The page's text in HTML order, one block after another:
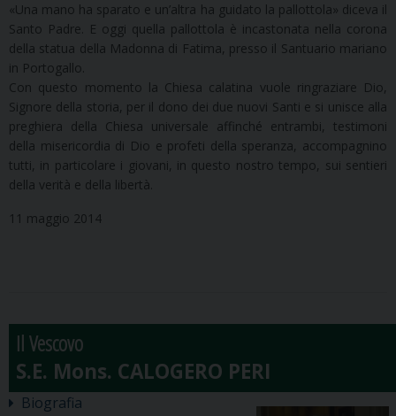
«Una mano ha sparato e un’altra ha guidato la pallottola» diceva il
Santo Padre. E oggi quella pallottola è incastonata nella corona
della statua della Madonna di Fatima, presso il Santuario mariano
in Portogallo.
Con questo momento la Chiesa calatina vuole ringraziare Dio,
Signore della storia, per il dono dei due nuovi Santi e si unisce alla
preghiera della Chiesa universale affinché entrambi, testimoni
della misericordia di Dio e profeti della speranza, accompagnino
tutti, in particolare i giovani, in questo nostro tempo, sui sentieri
della verità e della libertà.
11 maggio 2014
Il Vescovo
Biografia